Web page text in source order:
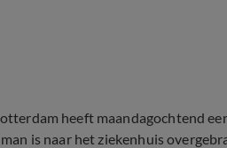
heeft maandagochtend
is naar het ziekenhuis